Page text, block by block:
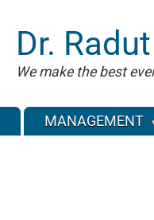
Dr. Radut
We make the best
MANAGEMENT